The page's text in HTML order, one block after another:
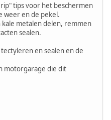
tips voor het beschermen
weer en de pekel.
metalen delen, remmen
sealen.
en sealen en de
motorgarage die dit